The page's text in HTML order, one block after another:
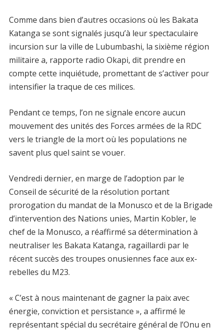
Comme dans bien d’autres occasions où les Bakata
Katanga se sont signalés jusqu’à leur spectaculaire
incursion sur la ville de Lubumbashi, la sixième région
militaire a, rapporte radio Okapi, dit prendre en
compte cette inquiétude, promettant de s’activer pour
intensifier la traque de ces milices.
Pendant ce temps, l’on ne signale encore aucun
mouvement des unités des Forces armées de la RDC
vers le triangle de la mort où les populations ne
savent plus quel saint se vouer.
Vendredi dernier, en marge de l’adoption par le
Conseil de sécurité de la résolution portant
prorogation du mandat de la Monusco et de la Brigade
d’intervention des Nations unies, Martin Kobler, le
chef de la Monusco, a réaffirmé sa détermination à
neutraliser les Bakata Katanga, ragaillardi par le
récent succès des troupes onusiennes face aux ex-
rebelles du M23.
« C’est à nous maintenant de gagner la paix avec
énergie, conviction et persistance », a affirmé le
représentant spécial du secrétaire général de l’Onu en